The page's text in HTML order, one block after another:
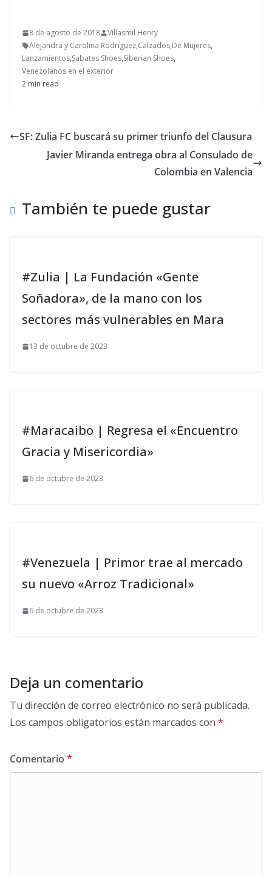
8 de agosto de 2018
Villasmil Henry
Alejandra y Carolina Rodríguez,Calzados,De Mujeres,
Lanzamientos,Sabates Shoes,Siberian Shoes,
Venezolanos en el exterior
2 min read
SF: Zulia FC buscará su primer triunfo del Clausura
Javier Miranda entrega obra al Consulado de
Colombia en Valencia
También te puede gustar
#Zulia | La Fundación «Gente
Soñadora», de la mano con los
sectores más vulnerables en Mara
13 de octubre de 2023
#Maracaibo | Regresa el «Encuentro
Gracia y Misericordia»
6 de octubre de 2023
#Venezuela | Primor trae al mercado
su nuevo «Arroz Tradicional»
6 de octubre de 2023
Deja un comentario
Tu dirección de correo electrónico no será publicada.
Los campos obligatorios están marcados con *
Comentario *